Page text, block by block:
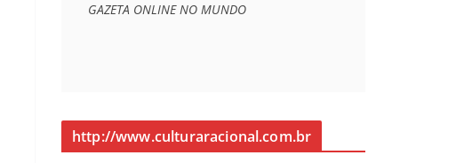
GAZETA ONLINE NO MUNDO
http://www.culturaracional.com.br